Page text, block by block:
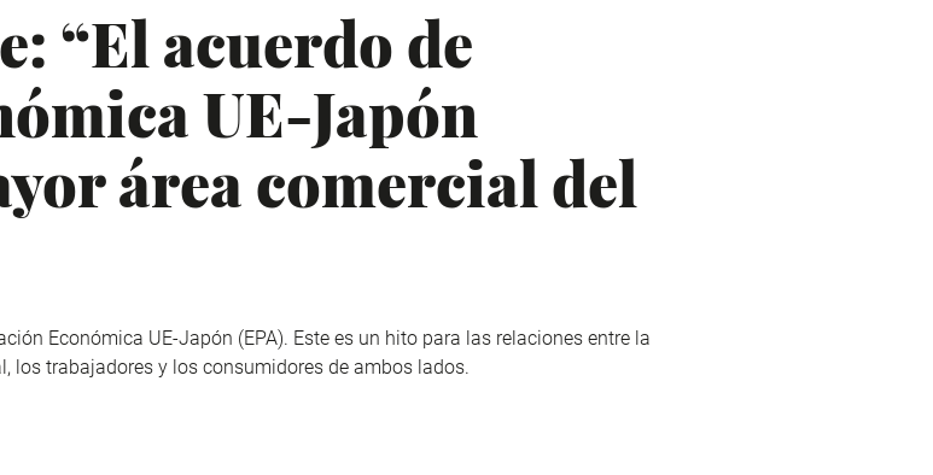
“El acuerdo de
UE-Japón
área comercial del
Económica UE-Japón (EPA). Este es un hito para las relaciones entre la
los trabajadores y los consumidores de ambos lados.